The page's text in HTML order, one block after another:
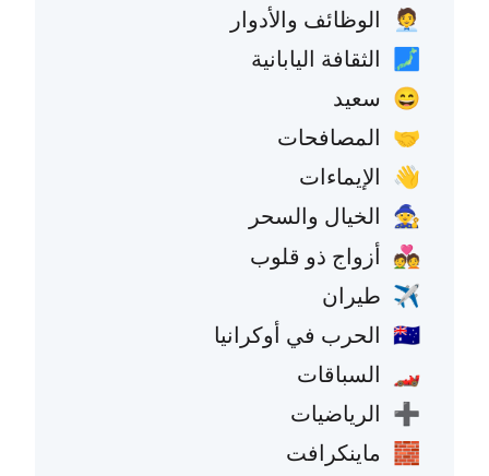
🧑‍💼 الوظائف والأدوار
🗾 الثقافة اليابانية
😄 سعيد
🤝 المصافحات
👋 الإيماءات
🧙 الخيال والسحر
💑 أزواج ذو قلوب
✈️ طيران
🇺🇦 الحرب في أوكرانيا
🏎️ السباقات
➕ الرياضيات
🧱 ماينكرافت